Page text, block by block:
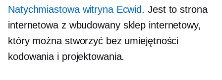
Natychmiastowa witryna Ecwid. Jest to strona
internetowa z wbudowanysklep internetowy,
który można stworzyć bez umiejętności
kodowania i projektowania.